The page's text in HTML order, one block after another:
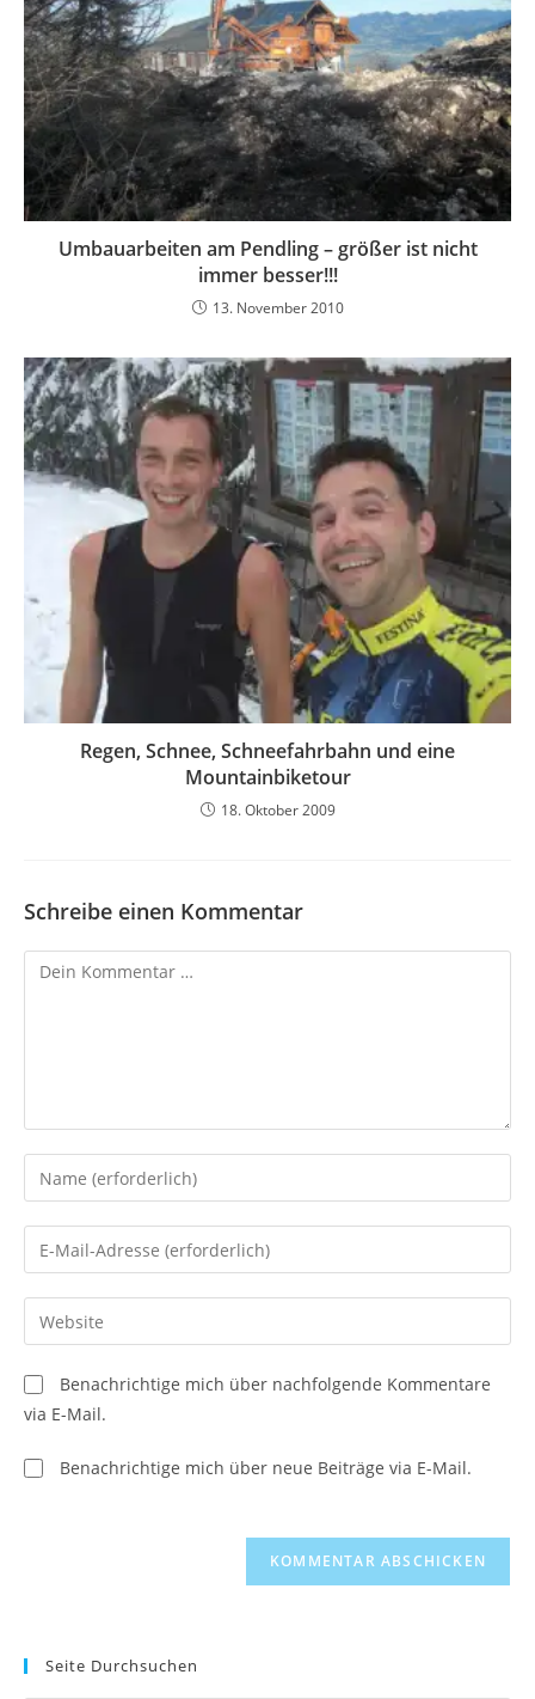
Umbauarbeiten am Pendling – größer ist nicht
immer besser!!!
13. November 2010
Regen, Schnee, Schneefahrbahn und eine
Mountainbiketour
18. Oktober 2009
Schreibe einen Kommentar
Kommentar
Gib
deinen
Namen
oder
zum
Kommentieren
ein
Gib
deine
E-
Mail-
zum
Kommentieren
Gib
deine
Website-
URL
(optional)
Benachrichtige mich über nachfolgende Kommentare
via E-Mail.
Benachrichtige mich über neue Beiträge via E-Mail.
Seite Durchsuchen